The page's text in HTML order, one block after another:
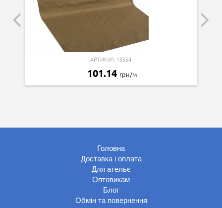
АРТИКУЛ: 13554
101.14 грн/м
Головна
Доставка і оплата
Для ательє
Оптовикам
Блог
Обмін та повернення